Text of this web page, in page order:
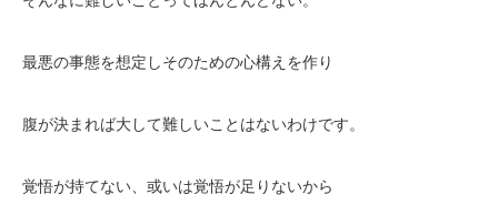
最悪の事態を想定しそのための心構えを作り
腹が決まれば大して難しいことはないわけです。
覚悟が持てない、或いは覚悟が足りないから